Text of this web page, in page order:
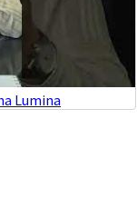
Lumina